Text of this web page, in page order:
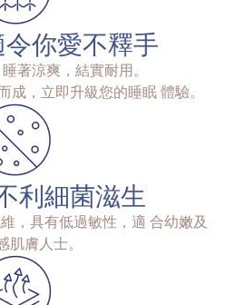
你愛不釋手
著涼爽，結實耐用。
成，立即升級您的睡眠 體驗。
利細菌滋生
，具有低過敏性，適 合幼嫩及
肌膚人士。